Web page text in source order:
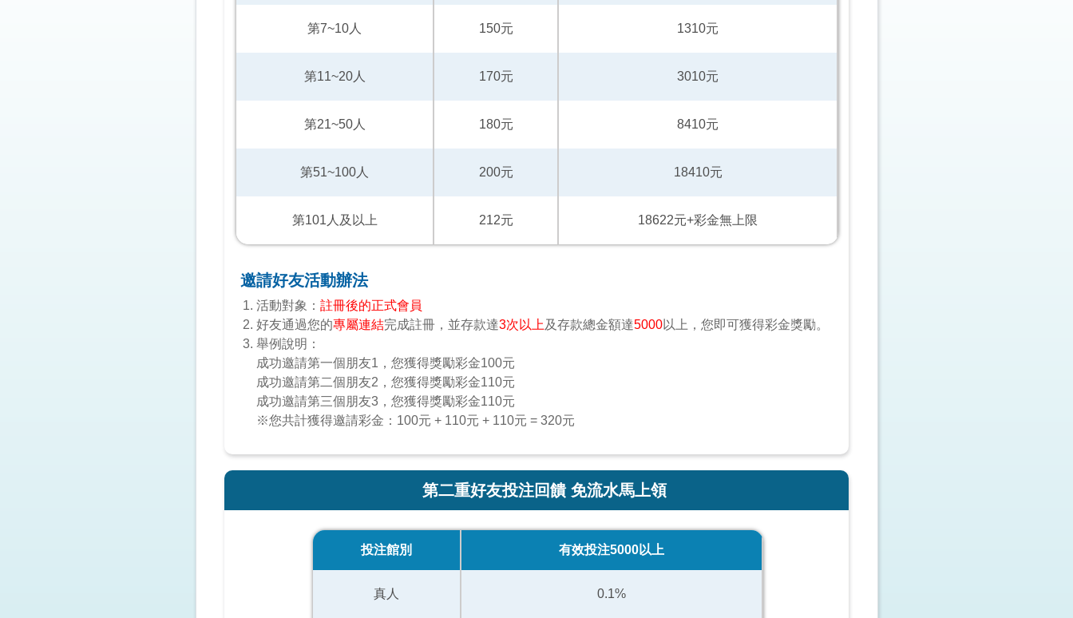
第7~10人 150元 1310元
第11~20人 170元 3010元
第21~50人 180元 8410元
第51~100人 200元 18410元
第101人及以上 212元 18622元+彩金無上限
邀請好友活動辦法
活動對象：註冊後的正式會員
好友通過您的專屬連結完成註冊，並存款達3次以上 及存款總金額達5000以上，您即可獲得彩金獎勵。
舉例說明：
成功邀請第一個朋友1，您獲得獎勵彩金100元
成功邀請第二個朋友2，您獲得獎勵彩金110元
成功邀請第三個朋友3，您獲得獎勵彩金110元
※您共計獲得邀請彩金：100元 + 110元 + 110元 = 320元
第二重好友投注回饋 免流水馬上領
投注館別 有效投注5000以上
真人 0.1%